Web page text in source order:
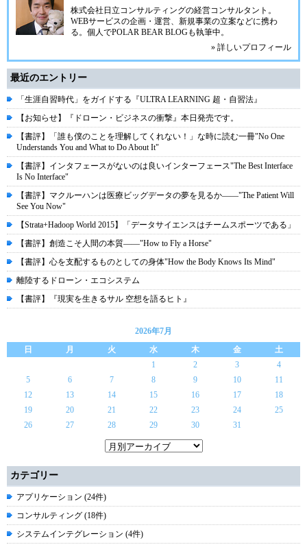
株式会社日立コンサルティングの経営コンサルタント。
WEBサービスの企画・運営、新規事業の立案などに携わ
る。個人でPOLAR BEAR BLOGも執筆中。
» 詳しいプロフィール
最近のエントリー
「生涯自習時代」をガイドする『ULTRA LEARNING 超・自習法』
【お知らせ】『ドローン・ビジネスの衝撃』本日発売です。
【書評】「誰も僕のことを理解してくれない！」な時に読む一冊"No One
Understands You and What to Do About It"
【書評】インタフェースがないのは良いインターフェース"The Best Interface
Is No Interface"
【書評】マクルーハンは医療ビッグデータの夢を見るか――"The Patient Will
See You Now"
【Strata+Hadoop World 2015】「データサイエンスはチームスポーツである」
【書評】創造こそ人間の本質――"How to Fly a Horse"
【書評】心を支配するものとしての身体"How the Body Knows Its Mind"
離陸するドローン・エコシステム
【書評】『現実を生きるサル 空想を語るヒト』
2026年7月
日
月 火 水 木 金
土
1
2 3
4
5
6 7 8 9 10
11
12
13 14 15 16 17
18
19
20 21 22 23 24
25
26
27 28 29 30 31
カテゴリー
アプリケーション (24件)
コンサルティング (18件)
システムインテグレーション (4件)